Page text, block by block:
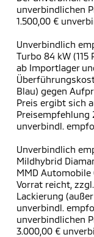
unverbindlichen
1.500,00 €
Unverbindlich
Turbo 84 kW (115
ab Importlager
Blau) gegen
Preis ergibt sich
Preisempfehlung
unverbindl.
Unverbindlich
Mildhybrid
MMD Automobile
Vorrat reicht,
Lackierung
unverbindl.
unverbindlichen
3.000,00 €